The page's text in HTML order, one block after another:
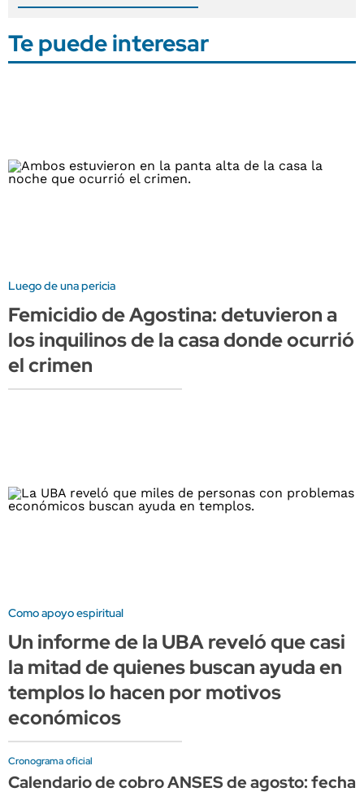
Te puede interesar
Luego de una pericia
Femicidio de Agostina: detuvieron a
los inquilinos de la casa donde ocurrió
el crimen
Como apoyo espiritual
Un informe de la UBA reveló que casi
la mitad de quienes buscan ayuda en
templos lo hacen por motivos
económicos
Cronograma oficial
Calendario de cobro ANSES de agosto: